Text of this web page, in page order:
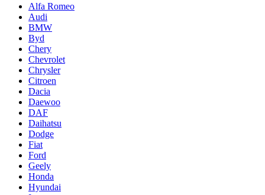
Alfa Romeo
Audi
BMW
Byd
Chery
Chevrolet
Chrysler
Citroen
Dacia
Daewoo
DAF
Daihatsu
Dodge
Fiat
Ford
Geely
Honda
Hyundai